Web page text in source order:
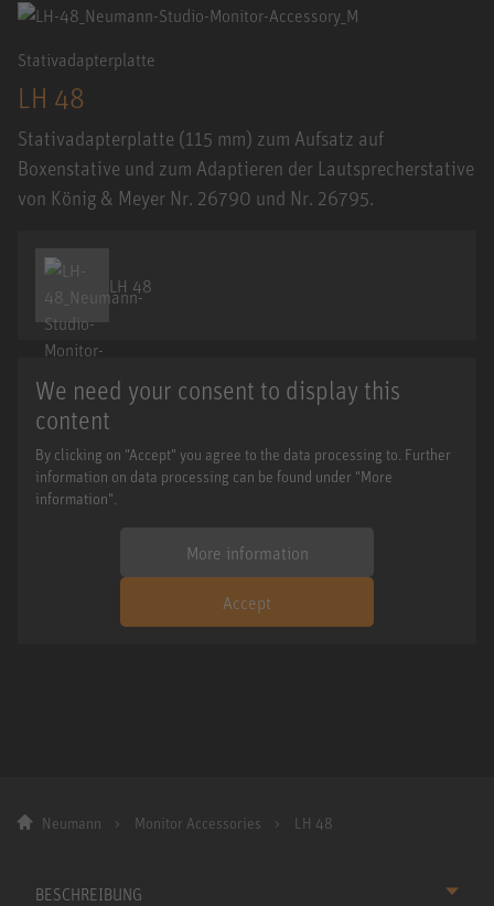
Stativadapterplatte
LH 48
Stativadapterplatte (115 mm) zum Aufsatz auf
Boxenstative und zum Adaptieren der Lautsprecherstative
von König & Meyer Nr. 26790 und Nr. 26795.
LH 48
We need your consent to display this
content
By clicking on "Accept" you agree to the data processing to. Further
information on data processing can be found under "More
information".
More information
Accept
Neumann Monitor Accessories LH 48
BESCHREIBUNG